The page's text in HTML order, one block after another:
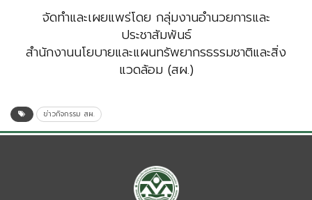
จัดทำและเผยแพร่โดย กลุ่มงานอำนวยการและ
ประชาสัมพันธ์
สำนักงานนโยบายและแผนทรัพยากรธรรมชาติและสิ่ง
แวดล้อม (สผ.)
ข่าวกิจกรรม สผ.